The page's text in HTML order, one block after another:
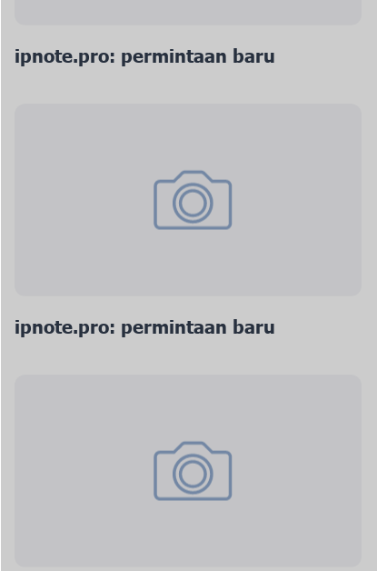
ipnote.pro: permintaan baru
ipnote.pro: permintaan baru